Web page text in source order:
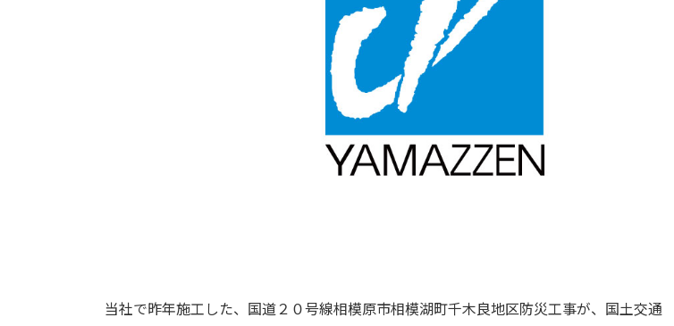
当社で昨年施工した、国道２０号線相模原市相模湖町千木良地区防災工事が、国土交通